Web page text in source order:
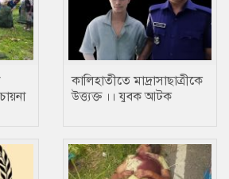
কালিহাতীতে মাদ্রাসাছাত্রীকে
উত্ত্যক্ত ।। যুবক আটক